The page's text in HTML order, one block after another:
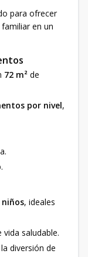
para ofrecer
en un
72 m² de
por nivel,
, ideales
saludable.
diversión de